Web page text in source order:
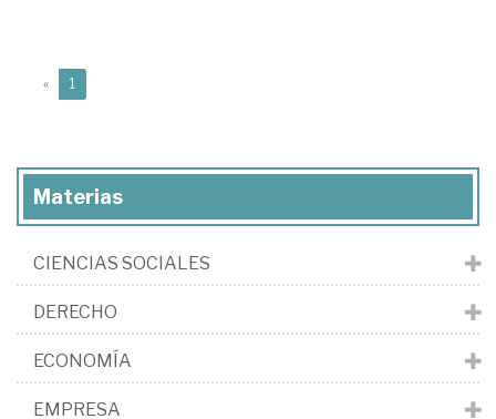
« 1
Materias
CIENCIAS SOCIALES
DERECHO
ECONOMÍA
EMPRESA